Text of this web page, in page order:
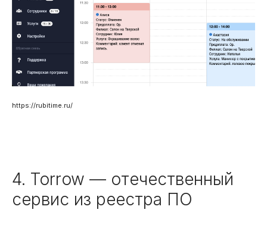
https://rubitime.ru/
4. Torrow — отечественный
сервис из реестра ПО